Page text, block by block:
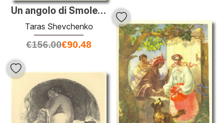
Un angolo di Smolensk cimitero a San Pietroburgo
Taras Shevchenko
€156.00€90.48